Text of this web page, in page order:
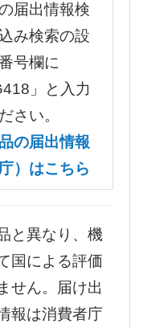
届出情報検
み検索の設
号欄に
」と入力
さい。
の届出情報
）はこちら
と異なり、機
国による評価
せん。届け出
報は消費者庁